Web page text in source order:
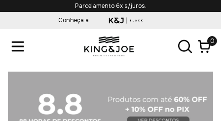
Parcelamento 6x s/juros.
Conheça a
0